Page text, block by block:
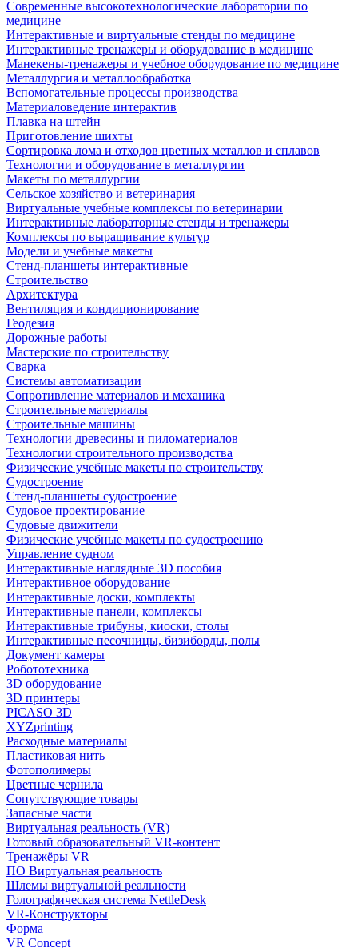
Современные высокотехнологические лаборатории по
медицине
Интерактивные и виртуальные стенды по медицине
Интерактивные тренажеры и оборудование в медицине
Манекены-тренажеры и учебное оборудование по медицине
Металлургия и металлообработка
Вспомогательные процессы производства
Материаловедение интерактив
Плавка на штейн
Приготовление шихты
Сортировка лома и отходов цветных металлов и сплавов
Технологии и оборудование в металлургии
Макеты по металлургии
Сельское хозяйство и ветеринария
Виртуальные учебные комплексы по ветеринарии
Интерактивные лабораторные стенды и тренажеры
Комплексы по выращивание культур
Модели и учебные макеты
Стенд-планшеты интерактивные
Строительство
Архитектура
Вентиляция и кондиционирование
Геодезия
Дорожные работы
Мастерские по строительству
Сварка
Системы автоматизации
Сопротивление материалов и механика
Строительные материалы
Строительные машины
Технологии древесины и пиломатериалов
Технологии строительного производства
Физические учебные макеты по строительству
Судостроение
Стенд-планшеты судостроение
Судовое проектирование
Судовые движители
Физические учебные макеты по судостроению
Управление судном
Интерактивные наглядные 3D пособия
Интерактивное оборудование
Интерактивные доски, комплекты
Интерактивные панели, комплексы
Интерактивные трибуны, киоски, столы
Интерактивные песочницы, бизиборды, полы
Документ камеры
Робототехника
3D оборудование
3D принтеры
PICASO 3D
XYZprinting
Расходные материалы
Пластиковая нить
Фотополимеры
Цветные чернила
Сопутствующие товары
Запасные части
Виртуальная реальность (VR)
Готовый образовательный VR-контент
Тренажёры VR
ПО Виртуальная реальность
Шлемы виртуальной реальности
Голографическая система NettleDesk
VR-Конструкторы
Форма
VR Concept